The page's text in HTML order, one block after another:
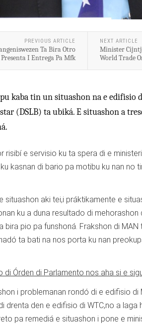
PREVIOUS ARTICLE
Ta Bira Otro
I Entrega Pa Mfk
NEXT ARTICLE
Minister
World Trade
kaba tin un situashon na e
(DSLB) ta ubiká. E situashon a
risibí e servisio ku ta spera di e
kasnan di bario pa motibu ku nan no
situashon aki tei,i práktikamente e
ku a duna resultado di
pio pa funshoná. Frakshon di MAN
ta bati na nos porta ku nan
Órden di Parlamento nos aha si e
i problemanan rondó di e edifisio di
drenta den e edifisio di WTC,no a laga
pa remediá e situashon i pone e